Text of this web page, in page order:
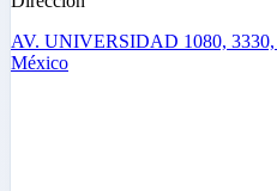
AV. UNIVERSIDAD 1080, 3330,
México